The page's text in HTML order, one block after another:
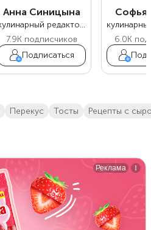
Анна Синицына
кулинарный редактор Food.ru
7.9K подписчиков
Подписаться
Софья
6.0K
перекус тосты рецепты с